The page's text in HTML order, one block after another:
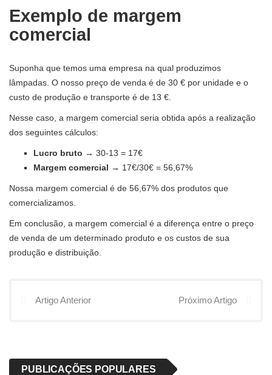
Exemplo de margem
comercial
Suponha que temos uma empresa na qual produzimos
lâmpadas. O nosso preço de venda é de 30 € por unidade e o
custo de produção e transporte é de 13 €.
Nesse caso, a margem comercial seria obtida após a realização
dos seguintes cálculos:
Lucro bruto → 30-13 = 17€
Margem comercial → 17€/30€ = 56,67%
Nossa margem comercial é de 56,67% dos produtos que
comercializamos.
Em conclusão, a margem comercial é a diferença entre o preço
de venda de um determinado produto e os custos de sua
produção e distribuição.
Artigo Anterior Próximo Artigo
PUBLICAÇÕES POPULARES